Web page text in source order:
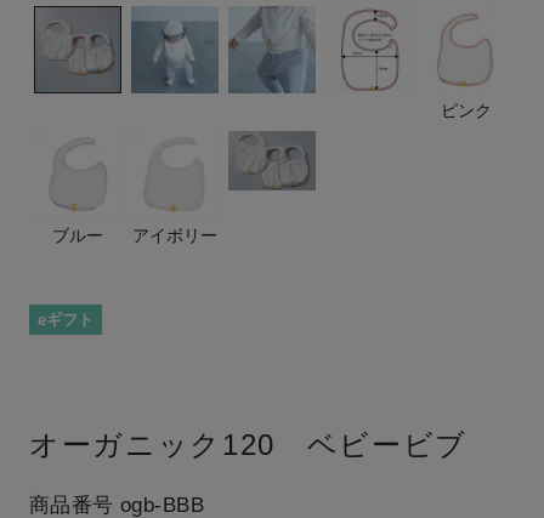
ピンク
ブルー アイボリー
eギフト
オーガニック120 ベビービブ
商品番号 ogb-BBB